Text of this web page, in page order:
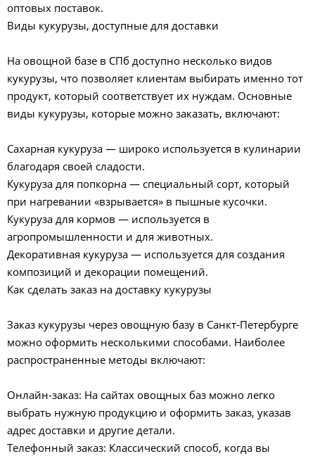
оптовых поставок.
Виды кукурузы, доступные для доставки
На овощной базе в СПб доступно несколько видов
кукурузы, что позволяет клиентам выбирать именно тот
продукт, который соответствует их нуждам. Основные
виды кукурузы, которые можно заказать, включают:
Сахарная кукуруза — широко используется в кулинарии
благодаря своей сладости.
Кукуруза для попкорна — специальный сорт, который
при нагревании «взрывается» в пышные кусочки.
Кукуруза для кормов — используется в
агропромышленности и для животных.
Декоративная кукуруза — используется для создания
композиций и декорации помещений.
Как сделать заказ на доставку кукурузы
Заказ кукурузы через овощную базу в Санкт-Петербурге
можно оформить несколькими способами. Наиболее
распространенные методы включают:
Онлайн-заказ: На сайтах овощных баз можно легко
выбрать нужную продукцию и оформить заказ, указав
адрес доставки и другие детали.
Телефонный заказ: Классический способ, когда вы